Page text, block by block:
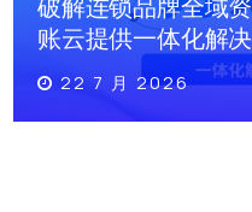
22 7 月 2026